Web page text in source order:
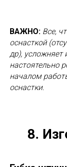
ВАЖНО: Все,
оснасткой
др), усложняет
настоятельно
началом
оснастки.
8.